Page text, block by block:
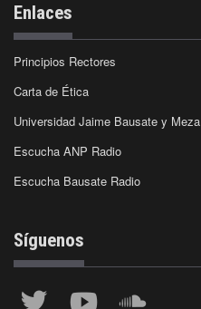
Enlaces
Principios Rectores
Carta de Ética
Universidad Jaime Bausate y Meza
Escucha ANP Radio
Escucha Bausate Radio
Síguenos